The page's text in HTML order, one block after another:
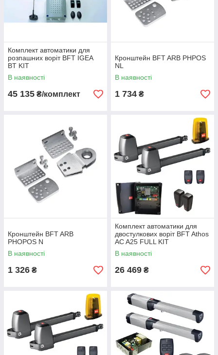
Комплект автоматики для
розпашних воріт BFT IGEA
BT KIT
В наявності
45 135 ₴/комплект
Кронштейн BFT ARB PHPOS
NL
В наявності
1 734 ₴
Кронштейн BFT ARB
PHOPOS N
В наявності
1 326 ₴
Комплект автоматики для
двостулкових воріт BFT Athos
AC A25 FULL KIT
В наявності
26 469 ₴